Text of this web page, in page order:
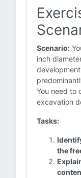
Scenario:
inch
You need to
excavation
Tasks:
the